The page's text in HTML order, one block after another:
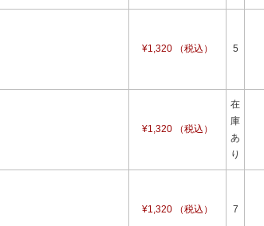
¥1,320 （税込） 5
¥1,320 （税込）
在
庫
あ
り
¥1,320 （税込） 7